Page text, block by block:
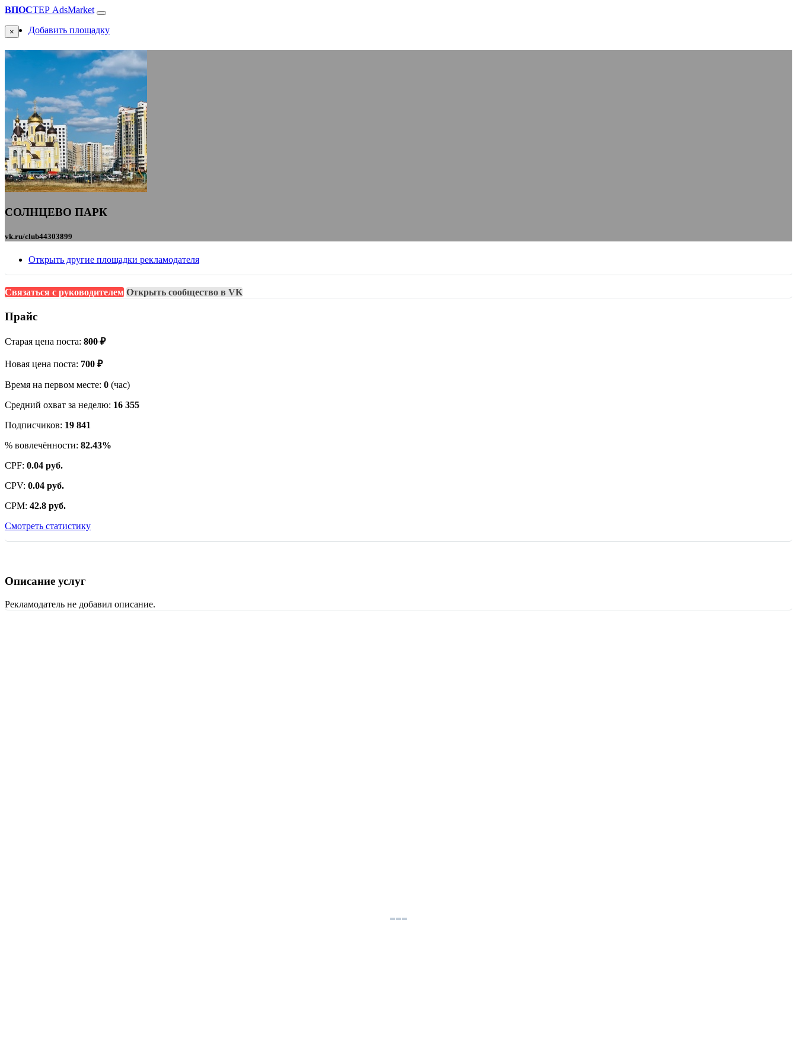
ВПОСТЕР AdsMarket
Добавить площадку
×
СОЛНЦЕВО ПАРК
vk.ru/club44303899
Открыть другие площадки рекламодателя
Связаться с руководителем Открыть сообщество в VK
Прайс
Старая цена поста: 800 ₽
Новая цена поста: 700 ₽
Время на первом месте: 0 (час)
Средний охват за неделю: 16 355
Подписчиков: 19 841
% вовлечённости: 82.43%
CPF: 0.04 руб.
CPV: 0.04 руб.
CPM: 42.8 руб.
Смотреть статистику
Описание услуг
Рекламодатель не добавил описание.